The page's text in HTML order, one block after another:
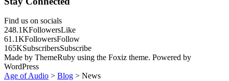
Find us on socials
248.1KFollowersLike
61.1KFollowersFollow
165KSubscribersSubscribe
Made by ThemeRuby using the Foxiz theme. Powered by
WordPress
Age of Audio > Blog > News